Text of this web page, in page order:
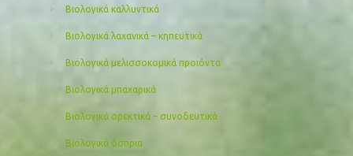
Βιολογικά καλλυντικά
Βιολογικά λαχανικά – κηπευτικά
Βιολογικά μελισσοκομικά προιόντα
Βιολογικά μπαχαρικά
Βιολογικά ορεκτικά – συνοδευτικά
Βιολογικά όσπρια